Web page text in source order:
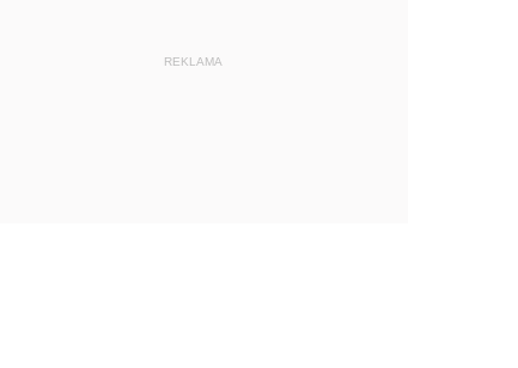
REKLAMA